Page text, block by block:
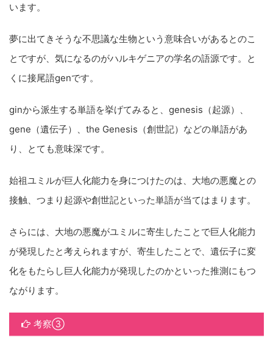
います。
夢に出てきそうな不思議な生物という意味合いがあるとのこ
とですが、気になるのがハルキゲニアの学名の語源です。と
くに接尾語genです。
ginから派生する単語を挙げてみると、genesis（起源）、
gene（遺伝子）、the Genesis（創世記）などの単語があ
り、とても意味深です。
始祖ユミルが巨人化能力を身につけたのは、大地の悪魔との
接触、つまり起源や創世記といった単語が当てはまります。
さらには、大地の悪魔がユミルに寄生したことで巨人化能力
が発現したと考えられますが、寄生したことで、遺伝子に変
化をもたらし巨人化能力が発現したのかといった推測にもつ
ながります。
考察③